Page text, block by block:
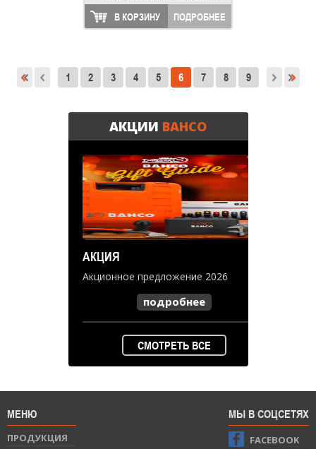
В КОРЗИНУ ПОДРОБНЕЕ
1 2 3 4 5 6 7 8 9
АКЦИИ BAHCO
АКЦИЯ
Акционное предложение 2026
подробнее
СМОТРЕТЬ ВСЕ
МЕНЮ
ПРОДУКЦИЯ
МЫ В СОЦСЕТЯХ
FACEBOOK